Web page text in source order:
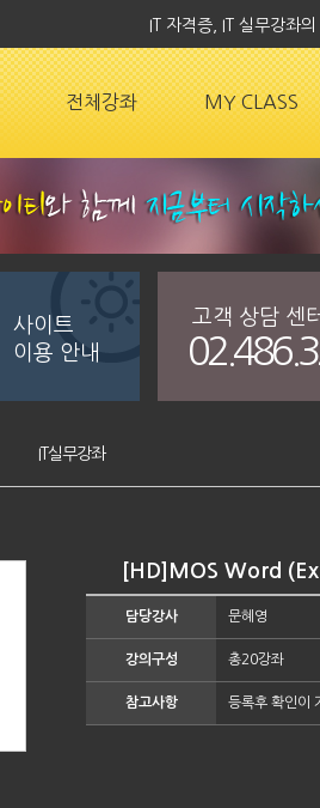
IT 자격증, IT 실무강좌
전체강좌 MY CLASS
사이트
이용 안내
고객 상담 센
IT실무강좌
[HD]MOS Word
담당강사 문혜영
강의구성 총20강좌
참고사항 등록후 확인이